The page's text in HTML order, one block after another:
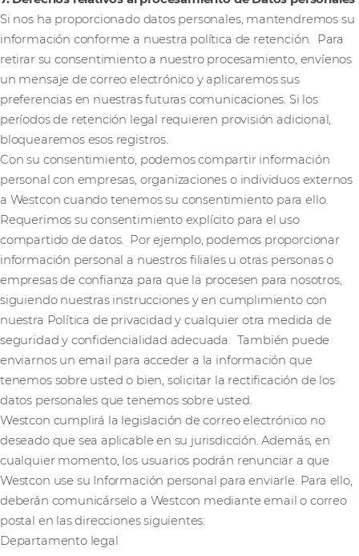
Si nos ha proporcionado datos personales, mantendremos su
información conforme a nuestra política de retención. Para
retirar su consentimiento a nuestro procesamiento, envíenos
un mensaje de correo electrónico y aplicaremos sus
preferencias en nuestras futuras comunicaciones. Si los
períodos de retención legal requieren provisión adicional,
bloquearemos esos registros.
Con su consentimiento, podemos compartir información
personal con empresas, organizaciones o individuos externos
a Westcon cuando tenemos su consentimiento para ello.
Requerimos su consentimiento explícito para el uso
compartido de datos. Por ejemplo, podemos proporcionar
información personal a nuestros filiales u otras personas o
empresas de confianza para que la procesen para nosotros,
siguiendo nuestras instrucciones y en cumplimiento con
nuestra Política de privacidad y cualquier otra medida de
seguridad y confidencialidad adecuada. También puede
enviarnos un email para acceder a la información que
tenemos sobre usted o bien, solicitar la rectificación de los
datos personales que tenemos sobre usted.
Westcon cumplirá la legislación de correo electrónico no
deseado que sea aplicable en su jurisdicción. Además, en
cualquier momento, los usuarios podrán renunciar a que
Westcon use su Información personal para enviarle. Para ello,
deberán comunicárselo a Westcon mediante email o correo
postal en las direcciones siguientes:
Departamento legal